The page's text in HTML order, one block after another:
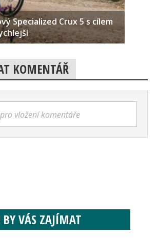
Specialized Crux 5 s cílem
KOMENTÁŘ
vložení komentáře
VÁS ZAJÍMAT